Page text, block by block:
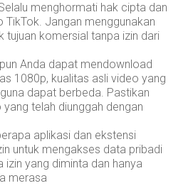
menghormati hak cipta dan
TikTok. Jangan menggunakan
tujuan komersial tanpa izin dari
Anda dapat mendownload
1080p, kualitas asli video yang
dapat berbeda. Pastikan
telah diunggah dengan
aplikasi dan ekstensi
untuk mengakses data pribadi
izin yang diminta dan hanya
merasa